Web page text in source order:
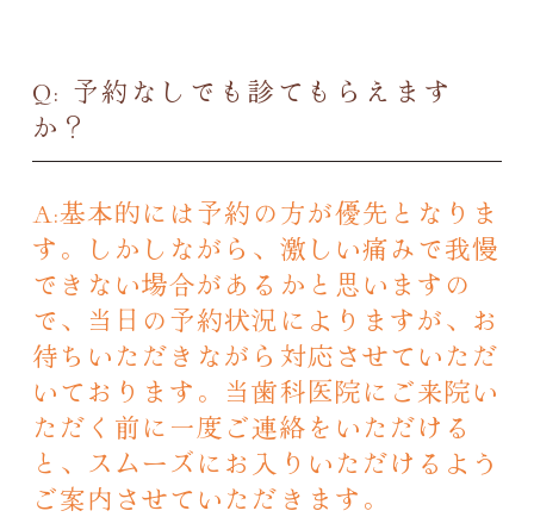
Q: 予約なしでも診てもらえます
か？
A:基本的には予約の方が優先となりま
す。しかしながら、激しい痛みで我慢
できない場合があるかと思いますの
で、当日の予約状況によりますが、お
待ちいただきながら対応させていただ
いております。当歯科医院にご来院い
ただく前に一度ご連絡をいただける
と、スムーズにお入りいただけるよう
ご案内させていただきます。